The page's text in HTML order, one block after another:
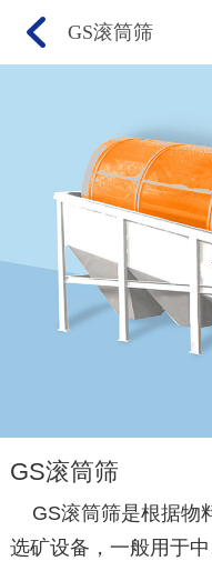
GS滚筒筛
GS滚筒筛
GS滚筒筛是根据物
选矿设备，一般用于